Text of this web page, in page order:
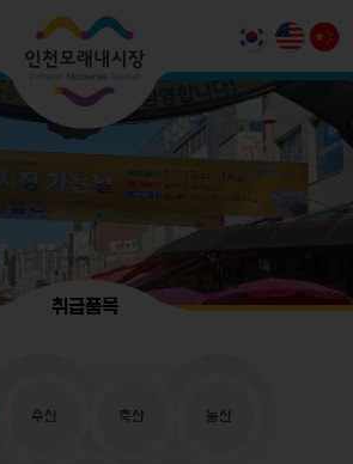
취급품목
수산 축산 농산